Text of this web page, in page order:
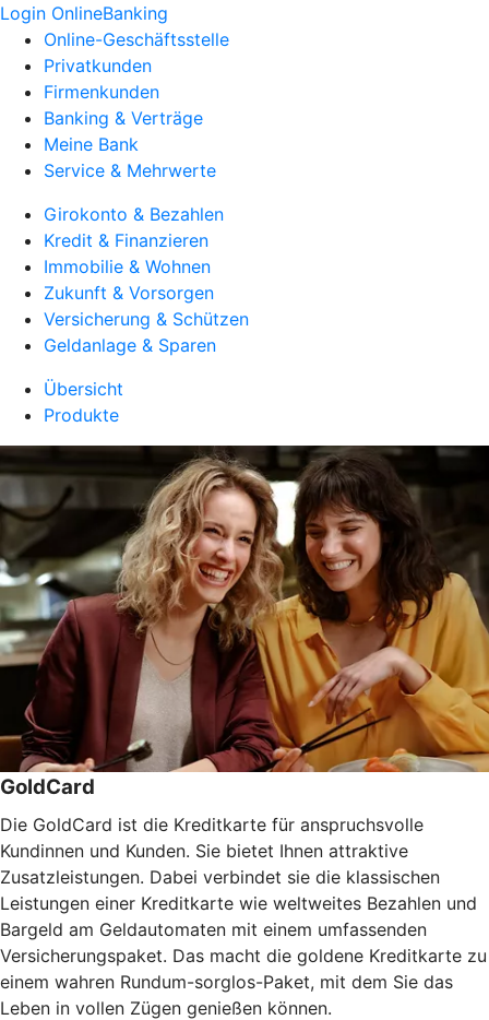
Login OnlineBanking
Online-Geschäftsstelle
Privatkunden
Firmenkunden
Banking & Verträge
Meine Bank
Service & Mehrwerte
Girokonto & Bezahlen
Kredit & Finanzieren
Immobilie & Wohnen
Zukunft & Vorsorgen
Versicherung & Schützen
Geldanlage & Sparen
Übersicht
Produkte
GoldCard
Die GoldCard ist die Kreditkarte für anspruchsvolle
Kundinnen und Kunden. Sie bietet Ihnen attraktive
Zusatzleistungen. Dabei verbindet sie die klassischen
Leistungen einer Kreditkarte wie weltweites Bezahlen und
Bargeld am Geldautomaten mit einem umfassenden
Versicherungspaket. Das macht die goldene Kreditkarte zu
einem wahren Rundum-sorglos-Paket, mit dem Sie das
Leben in vollen Zügen genießen können.